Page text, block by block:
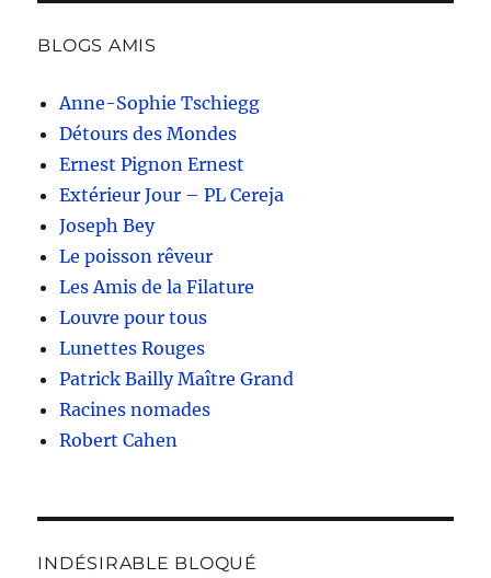
BLOGS AMIS
Anne-Sophie Tschiegg
Détours des Mondes
Ernest Pignon Ernest
Extérieur Jour – PL Cereja
Joseph Bey
Le poisson rêveur
Les Amis de la Filature
Louvre pour tous
Lunettes Rouges
Patrick Bailly Maître Grand
Racines nomades
Robert Cahen
INDÉSIRABLE BLOQUÉ